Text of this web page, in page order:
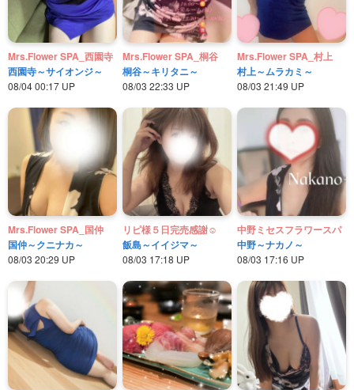
Mrs.Flower SPA_西園寺
西園寺～サイオンジ～
08/04 00:17 UP
Mrs.Flower SPA_桐谷
桐谷～キリタニ～
08/03 22:33 UP
Mrs.Flower SPA_村上
村上～ムラカミ～
08/03 21:49 UP
Mrs.Flower SPA_国仲
国仲～クニナカ～
08/03 20:29 UP
リピ様５日完売感謝☺️
飯島～イイジマ～
08/03 17:18 UP
中野ミセスフラワースパ
中野～ナカノ～
08/03 17:16 UP